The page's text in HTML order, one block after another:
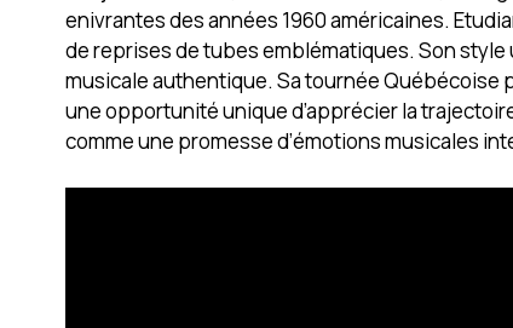
enivrantes des années 1960 américaines.
de reprises de tubes emblématiques. Son
musicale authentique. Sa tournée Québécoise
une opportunité unique d’apprécier la
comme une promesse d’émotions musicales